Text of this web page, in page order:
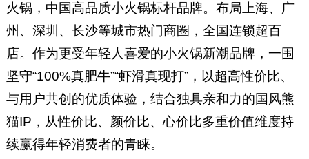
火锅，中国高品质小火锅标杆品牌。布局上海、广
州、深圳、长沙等城市热门商圈，全国连锁超百
店。作为更受年轻人喜爱的小火锅新潮品牌，一围
坚守“100%真肥牛”“虾滑真现打”，以超高性价比、
与用户共创的优质体验，结合独具亲和力的国风熊
猫IP，从性价比、颜价比、心价比多重价值维度持
续赢得年轻消费者的青睐。